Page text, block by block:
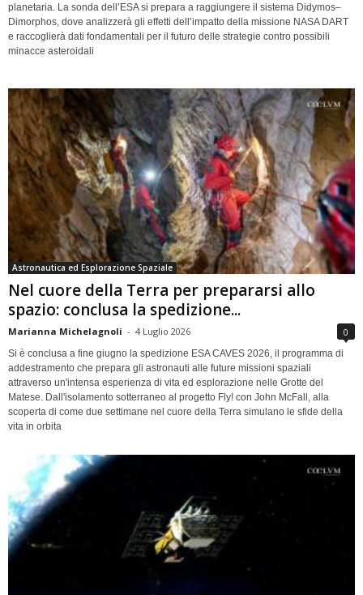
planetaria. La sonda dell’ESA si prepara a raggiungere il sistema Didymos–
Dimorphos, dove analizzerà gli effetti dell’impatto della missione NASA DART
e raccoglierà dati fondamentali per il futuro delle strategie contro possibili
minacce asteroidali
Astronautica ed Esplorazione Spaziale
Nel cuore della Terra per prepararsi allo
spazio: conclusa la spedizione...
Marianna Michelagnoli - 4 Luglio 2026 0
Si è conclusa a fine giugno la spedizione ESA CAVES 2026, il programma di
addestramento che prepara gli astronauti alle future missioni spaziali
attraverso un'intensa esperienza di vita ed esplorazione nelle Grotte del
Matese. Dall'isolamento sotterraneo al progetto Fly! con John McFall, alla
scoperta di come due settimane nel cuore della Terra simulano le sfide della
vita in orbita